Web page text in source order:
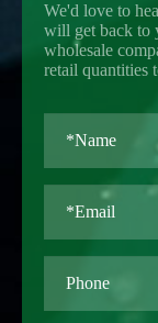
We'd love to
will get back to
wholesale
retail quantities